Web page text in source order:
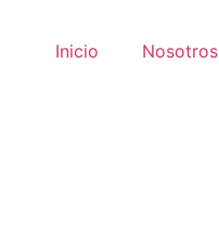
Inicio Nosotros